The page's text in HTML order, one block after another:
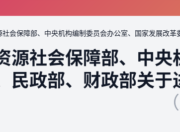
社会保障部、中央机构编制委员会办公室、国家发展改
源社会保障部、中
民政部、财政部关